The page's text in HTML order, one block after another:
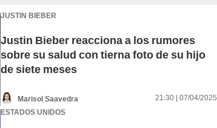
JUSTIN BIEBER
Justin Bieber reacciona a los rumores
sobre su salud con tierna foto de su hijo
de siete meses
Marisol Saavedra
21:30 | 07/04/2025
ESTADOS UNIDOS